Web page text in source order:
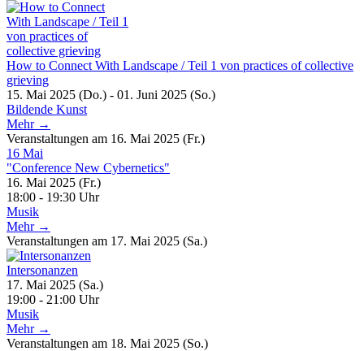
How to Connect With Landscape / Teil 1 von practices of collective
grieving
15. Mai 2025 (Do.) - 01. Juni 2025 (So.)
Bildende Kunst
Mehr →
Veranstaltungen am 16. Mai 2025 (Fr.)
16 Mai
"Conference New Cybernetics"
16. Mai 2025 (Fr.)
18:00 - 19:30 Uhr
Musik
Mehr →
Veranstaltungen am 17. Mai 2025 (Sa.)
Intersonanzen
17. Mai 2025 (Sa.)
19:00 - 21:00 Uhr
Musik
Mehr →
Veranstaltungen am 18. Mai 2025 (So.)